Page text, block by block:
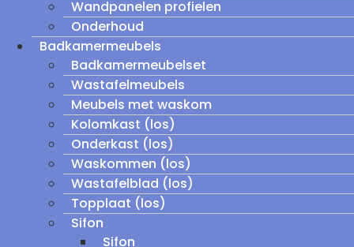
Wandpanelen profielen
Onderhoud
Badkamermeubels
Badkamermeubelset
Wastafelmeubels
Meubels met waskom
Kolomkast (los)
Onderkast (los)
Waskommen (los)
Wastafelblad (los)
Topplaat (los)
Sifon
Sifon